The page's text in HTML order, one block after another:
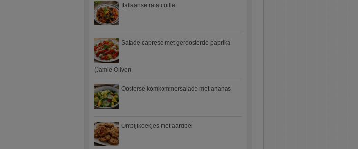
Italiaanse ratatouille
Salade caprese met geroosterde paprika
(Jamie Oliver)
Oosterse komkommersalade met ananas
Ontbijtkoekjes met aardbei